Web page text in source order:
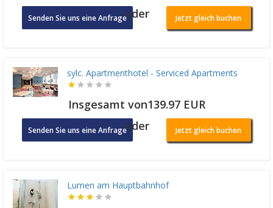
Senden Sie uns eine Anfrageoder Jetzt gleich buchen
sylc. Apartmenthotel - Serviced Apartments
Insgesamt von139.97 EUR
Senden Sie uns eine Anfrageoder Jetzt gleich buchen
Lumen am Hauptbahnhof